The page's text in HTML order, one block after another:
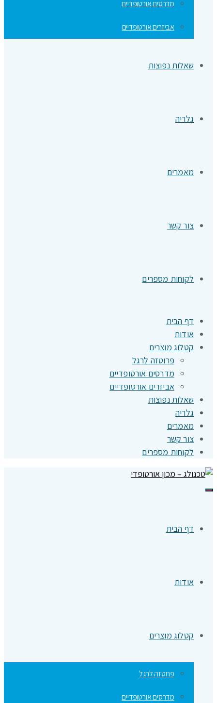
מדרסים אורטופדיים
אביזרים אורטופדיים
שאלות נפוצות
גלריה
מאמרים
צור קשר
לקוחות מספרים
דף הבית
אודות
קטלוג מוצרים
פרוטזה לרגל
מדרסים אורטופדיים
אביזרים אורטופדיים
שאלות נפוצות
גלריה
מאמרים
צור קשר
לקוחות מספרים
תפריט
דף הבית
אודות
קטלוג מוצרים
פרוטזה לרגל
מדרסים אורטופדיים